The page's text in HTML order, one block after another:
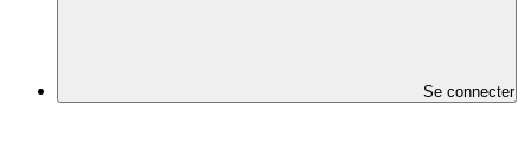
Se connecter